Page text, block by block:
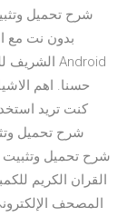
شرح تحميل
بدون نت مع
كنت تريد
القران الكريم
المصحف